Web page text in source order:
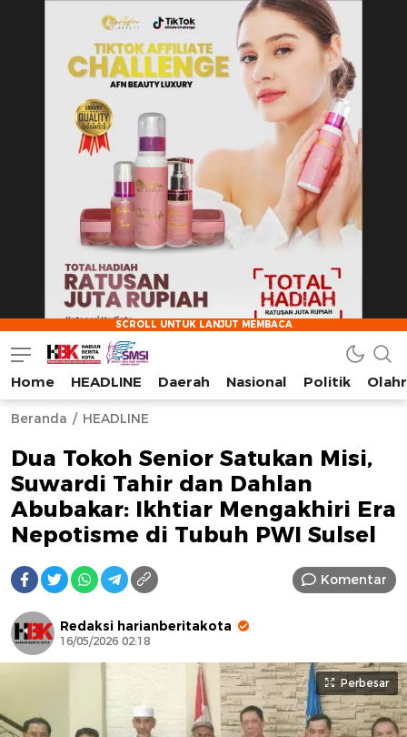
AFN BEAUTY LUXURY
HarianBeritaKota
Mengabarkan Setiap Detil, Sudut, dan Cerita Kota
Home HEADLINE Daerah Nasional Politik
Beranda HEADLINE
Dua Tokoh Senior Satukan Misi,
Suwardi Tahir dan Dahlan
Abubakar: Ikhtiar Mengakhiri Era
Nepotisme di Tubuh PWI Sulsel
Komentar
Redaksi harianberitakota
16/05/2026 02:18
Perbesar